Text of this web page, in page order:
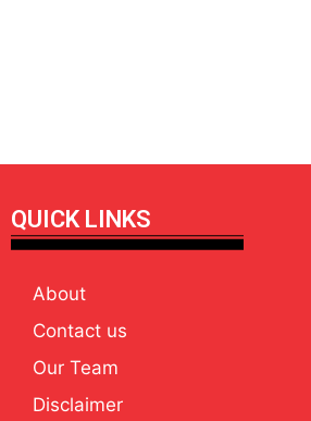
QUICK LINKS
About
Contact us
Our Team
Disclaimer